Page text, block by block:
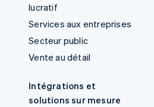
lucratif
Services aux entreprises
Secteur public
Vente au détail
Intégrations et
solutions sur mesure